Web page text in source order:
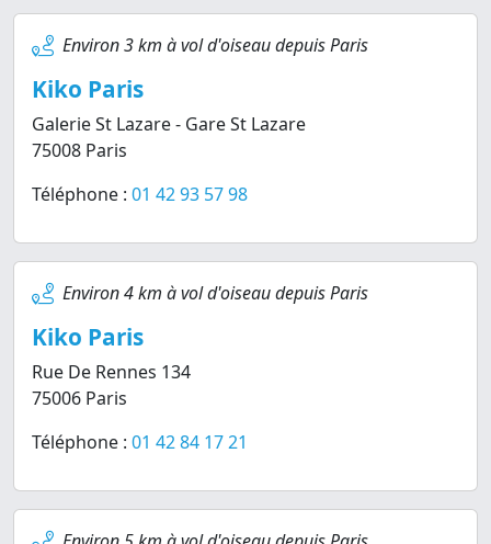
Environ 3 km à vol d'oiseau depuis Paris
Kiko Paris
Galerie St Lazare - Gare St Lazare
75008 Paris
Téléphone : 01 42 93 57 98
Environ 4 km à vol d'oiseau depuis Paris
Kiko Paris
Rue De Rennes 134
75006 Paris
Téléphone : 01 42 84 17 21